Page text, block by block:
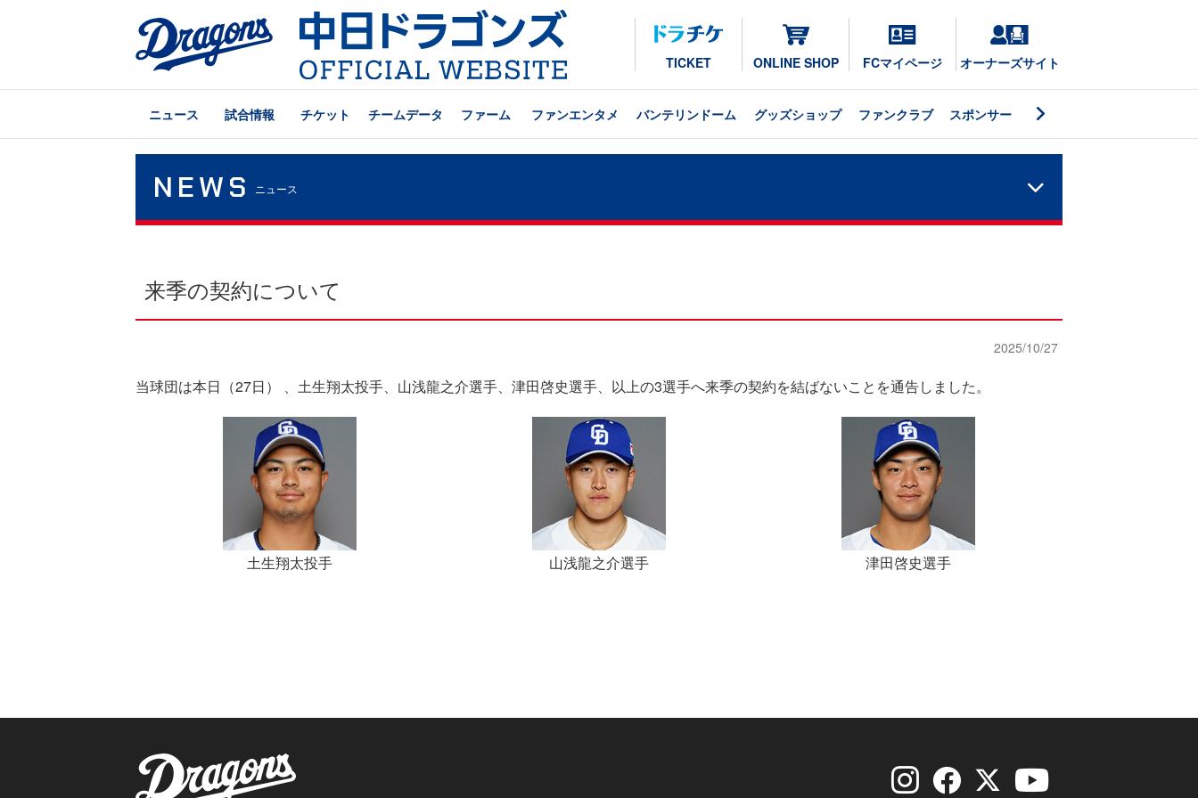
TICKET ONLINE SHOP FCマイページ オーナーズサイト
ニュース 試合情報 チケット チームデータ ファーム ファンエンタメ バンテリンドーム グッズショップ ファンクラブ スポンサー
NEWS ニュース
来季の契約について
2025/10/27
当球団は本日（27日） 、土生翔太投手、山浅龍之介選手、津田啓史選手、以上の3選手へ来季の契約を結ばないことを通告しました。
土生翔太投手 山浅龍之介選手 津田啓史選手